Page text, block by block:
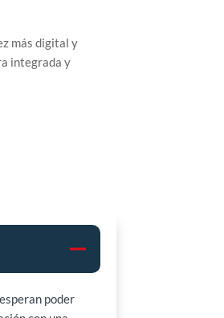
más digital y
integrada y
poder